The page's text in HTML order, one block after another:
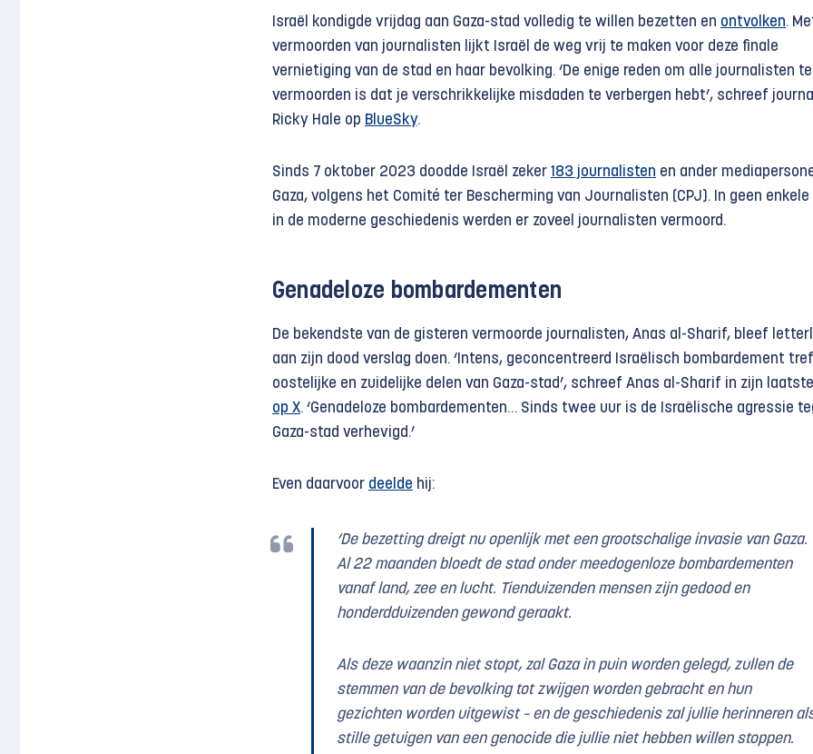
Israël kondigde vrijdag aan Gaza-stad volledig te willen bezetten en ontvolken.
vermoorden van journalisten lijkt Israël de weg vrij te maken voor deze finale
vernietiging van de stad en haar bevolking. ‘De enige reden om alle journalisten te
vermoorden is dat je verschrikkelijke misdaden te verbergen hebt’, schreef
Ricky Hale op BlueSky.
Sinds 7 oktober 2023 doodde Israël zeker 183 journalisten en ander
Gaza, volgens het Comité ter Bescherming van Journalisten (CPJ). In geen enkele
in de moderne geschiedenis werden er zoveel journalisten vermoord.
Genadeloze bombardementen
De bekendste van de gisteren vermoorde journalisten, Anas al-Sharif, bleef
aan zijn dood verslag doen. ‘Intens, geconcentreerd Israëlisch bombardement
oostelijke en zuidelijke delen van Gaza-stad’, schreef Anas al-Sharif in zijn
op X. ‘Genadeloze bombardementen… Sinds twee uur is de Israëlische agressie
Gaza-stad verhevigd.’
Even daarvoor deelde hij:
‘De bezetting dreigt nu openlijk met een grootschalige invasie van Gaza.
Al 22 maanden bloedt de stad onder meedogenloze bombardementen
vanaf land, zee en lucht. Tienduizenden mensen zijn gedood en
honderdduizenden gewond geraakt.
Als deze waanzin niet stopt, zal Gaza in puin worden gelegd, zullen de
stemmen van de bevolking tot zwijgen worden gebracht en hun
gezichten worden uitgewist – en de geschiedenis zal jullie herinneren
stille getuigen van een genocide die jullie niet hebben willen stoppen.